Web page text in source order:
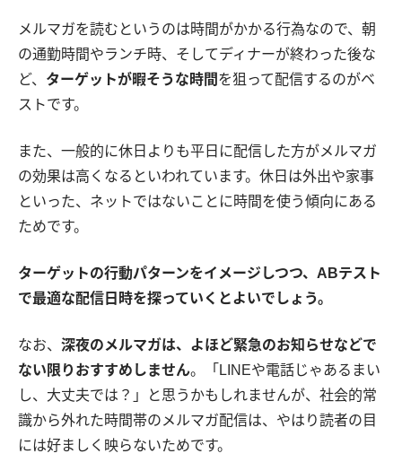
メルマガを読むというのは時間がかかる行為なので、朝
の通勤時間やランチ時、そしてディナーが終わった後な
ど、 ターゲットが暇そうな時間 を狙って配信するのがベ
ストです。
また、一般的に休日よりも平日に配信した方がメルマガ
の効果は高くなるといわれています。休日は外出や家事
といった、ネットではないことに時間を使う傾向にある
ためです。
ターゲットの行動パターンをイメージしつつ、ABテスト
で最適な配信日時を探っていくとよいでしょう。
なお、 深夜のメルマガは、よほど緊急のお知らせなどで
ない限りおすすめしません。「LINEや電話じゃあるまい
し、大丈夫では？」と思うかもしれませんが、社会的常
識から外れた時間帯のメルマガ配信は、やはり読者の目
には好ましく映らないためです。